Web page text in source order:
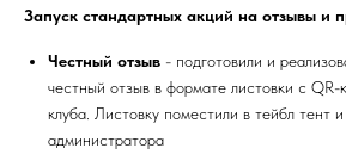
Запуск стандартных акций на отзывы и
Честный отзыв - подготовили и
честный отзыв в формате листовки с
клуба. Листовку поместили в тейбл тент
администратора